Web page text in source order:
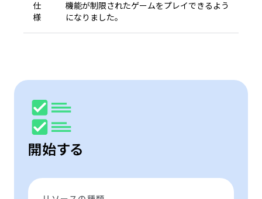
仕
様
機能が制限されたゲームをプレイできるよう
になりました。
開始する